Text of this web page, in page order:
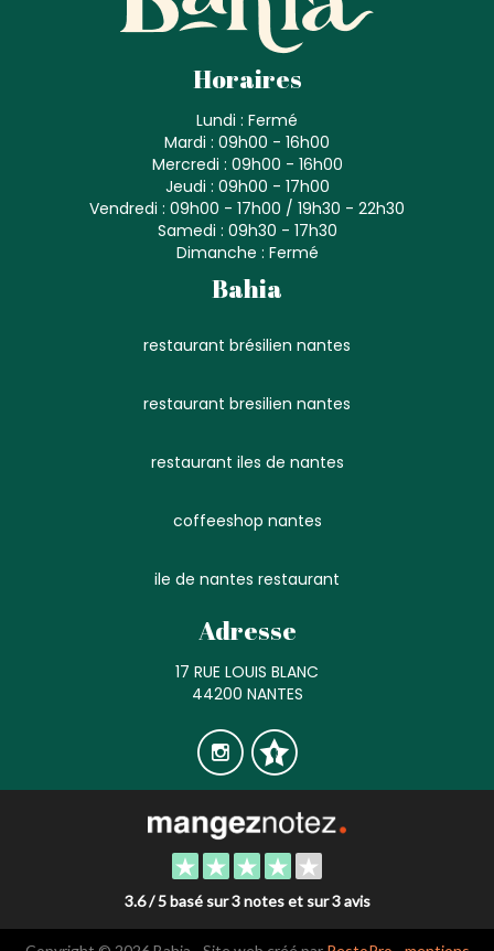
Horaires
Lundi : Fermé
Mardi : 09h00 - 16h00
Mercredi : 09h00 - 16h00
Jeudi : 09h00 - 17h00
Vendredi : 09h00 - 17h00 / 19h30 - 22h30
Samedi : 09h30 - 17h30
Dimanche : Fermé
Bahia
restaurant brésilien nantes
restaurant bresilien nantes
restaurant iles de nantes
coffeeshop nantes
ile de nantes restaurant
Adresse
17 RUE LOUIS BLANC
44200 NANTES
3.6 / 5 basé sur 3 notes et sur 3 avis